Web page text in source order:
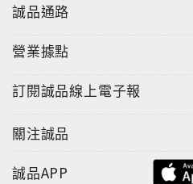
誠品通路
營業據點
訂閱誠品線上電子報
關注誠品
誠品APP